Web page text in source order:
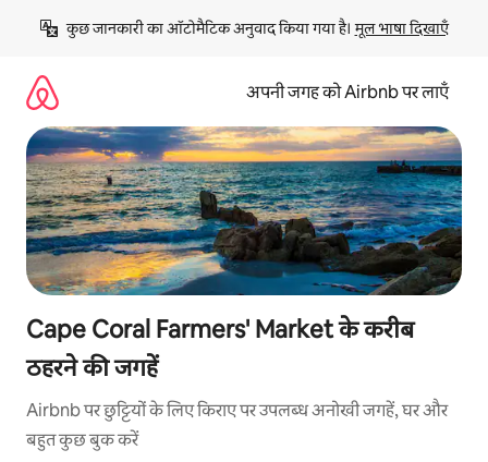
छोड़कर
कॉन्टेंट
कुछ जानकारी का ऑटोमैटिक अनुवाद किया गया है। मूल भाषा दिखाएँ
अपनी जगह को Airbnb पर लाएँ
Cape Coral Farmers' Market के करीब
ठहरने की जगहें
Airbnb पर छुट्टियों के लिए किराए पर उपलब्ध अनोखी जगहें, घर और
बहुत कुछ बुक करें